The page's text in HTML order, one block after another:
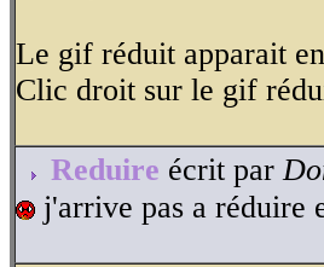
Le gif réduit apparait
Clic droit sur le gif
Reduire écrit par
j'arrive pas a réduire